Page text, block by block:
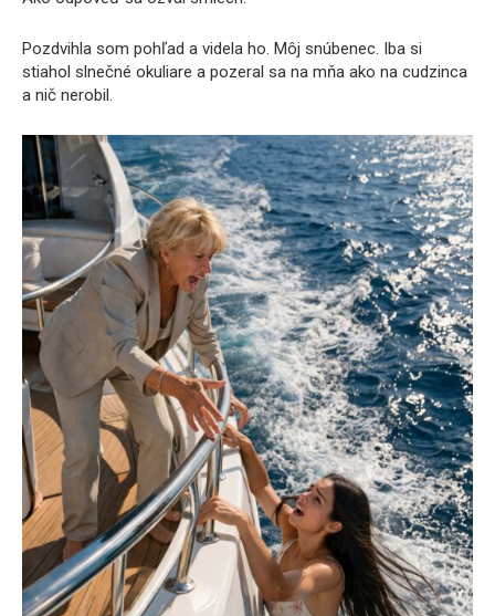
Pozdvihla som pohľad a videla ho. Môj snúbenec. Iba si
stiahol slnečné okuliare a pozeral sa na mňa ako na cudzinca
a nič nerobil.